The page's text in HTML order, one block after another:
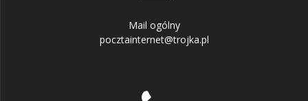
Mail ogólny
pocztainternet@trojka.pl